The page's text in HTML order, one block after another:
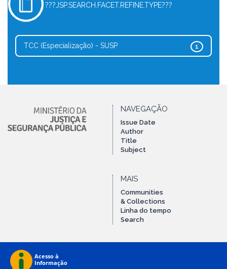
???JSP.SEARCH.FACET.REFINE.TYPE???
1
TCC (Especialização) - SUSP
NAVEGAÇÃO
Issue Date
Author
Title
Subject
MAIS
Communities
& Collections
Linha do tempo
Search